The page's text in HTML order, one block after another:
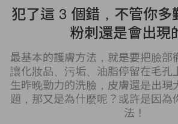
犯了這 3 個錯，不管你多
粉刺還是會出現
最基本的護膚方法，就是要把臉部
讓化妝品、污垢、油脂停留在毛孔
生昨晚勤力的洗臉，皮膚還是出現
題，那又是為什麼呢？或許是因為
法！